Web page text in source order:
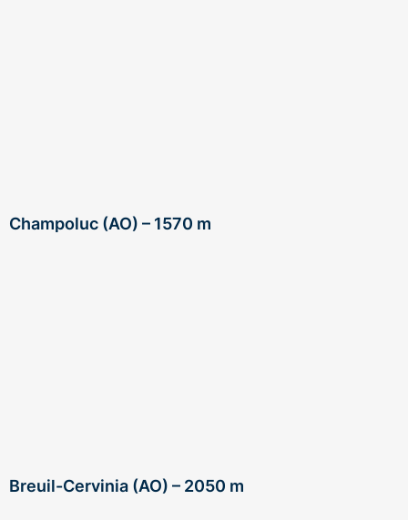
Champoluc (AO) – 1570 m
Breuil-Cervinia (AO) – 2050 m